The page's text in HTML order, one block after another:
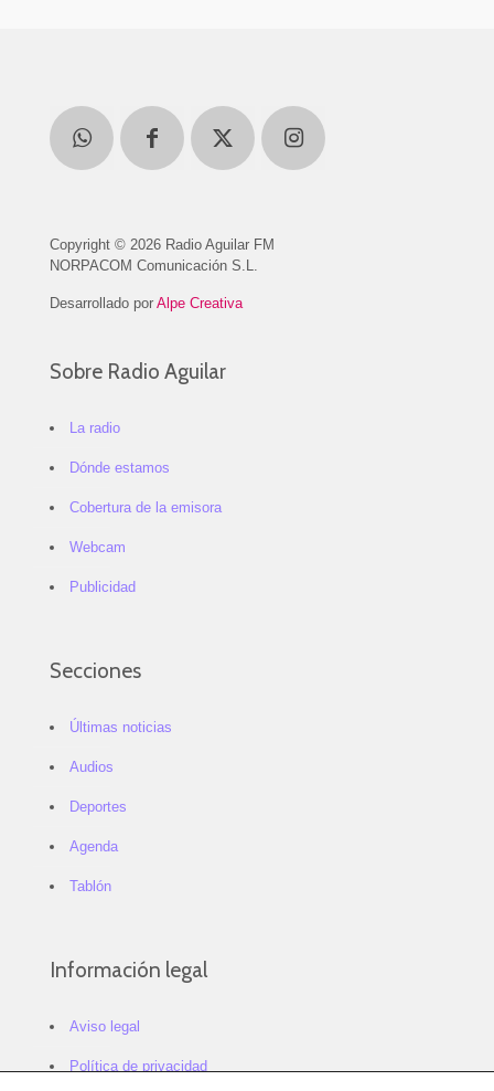
Copyright © 2026 Radio Aguilar FM
NORPACOM Comunicación S.L.
Desarrollado por Alpe Creativa
Sobre Radio Aguilar
La radio
Dónde estamos
Cobertura de la emisora
Webcam
Publicidad
Secciones
Últimas noticias
Audios
Deportes
Agenda
Tablón
Información legal
Aviso legal
Política de privacidad